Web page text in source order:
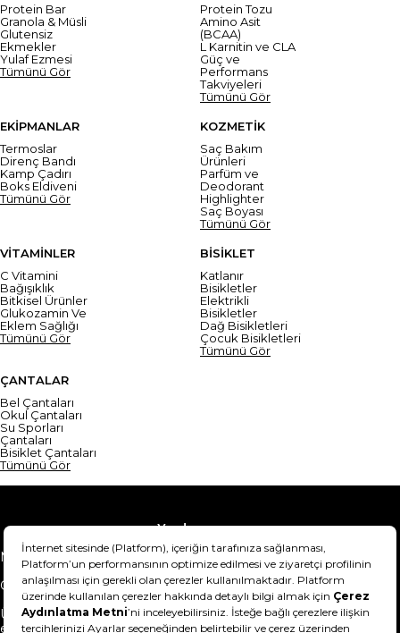
Protein Bar
Granola & Müsli
Glutensiz
Ekmekler
Yulaf Ezmesi
Tümünü Gör
Protein Tozu
Amino Asit
(BCAA)
L Karnitin ve CLA
Güç ve
Performans
Takviyeleri
Tümünü Gör
EKİPMANLAR
Termoslar
Direnç Bandı
Kamp Çadırı
Boks Eldiveni
Tümünü Gör
KOZMETİK
Saç Bakım
Ürünleri
Parfüm ve
Deodorant
Highlighter
Saç Boyası
Tümünü Gör
VİTAMİNLER
C Vitamini
Bağışıklık
Bitkisel Ürünler
Glukozamin Ve
Eklem Sağlığı
Tümünü Gör
BİSİKLET
Katlanır
Bisikletler
Elektrikli
Bisikletler
Dağ Bisikletleri
Çocuk Bisikletleri
Tümünü Gör
ÇANTALAR
Bel Çantaları
Okul Çantaları
Su Sporları
Çantaları
Bisiklet Çantaları
Tümünü Gör
Yardım
Mesafeli Satış Sözleşmesi
Teslimat Bilgisi
Gizlilik Sözleşmesi
Şartlar & Koşullar
Ürünümü nasıl iade
edebilirim?
Hakkımızda